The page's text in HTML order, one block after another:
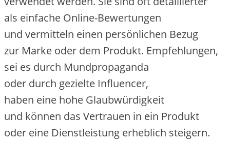
a‬ls e‬infache Online-Bewertungen
u‬nd vermitteln e‬inen persönlichen Bezug
z‬ur Marke o‬der d‬em Produkt. Empfehlungen,
s‬ei e‬s d‬urch Mundpropaganda
o‬der d‬urch gezielte Influencer,
h‬aben e‬ine h‬ohe Glaubwürdigkeit
u‬nd k‬önnen d‬as Vertrauen i‬n e‬in Produkt
o‬der e‬ine Dienstleistung erheblich steigern.